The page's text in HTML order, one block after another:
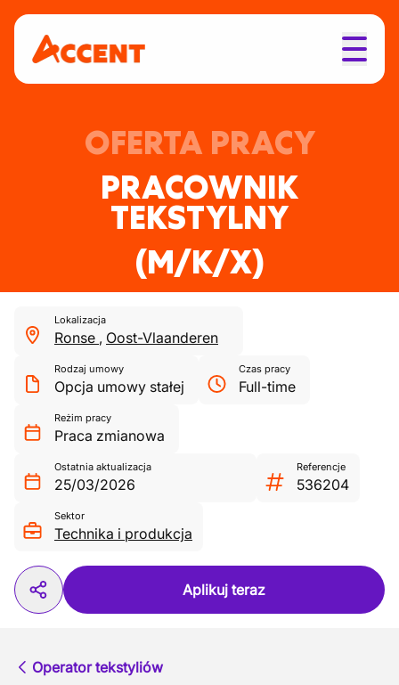
OFERTA PRACY
PRACOWNIK
TEKSTYLNY
(M/K/X)
Lokalizacja
Ronse , Oost-Vlaanderen
Rodzaj umowy
Opcja umowy stałej
Czas pracy
Full-time
Reżim pracy
Praca zmianowa
Ostatnia aktualizacja
25/03/2026
Referencje
536204
Sektor
Technika i produkcja
Aplikuj teraz
Operator tekstyliów